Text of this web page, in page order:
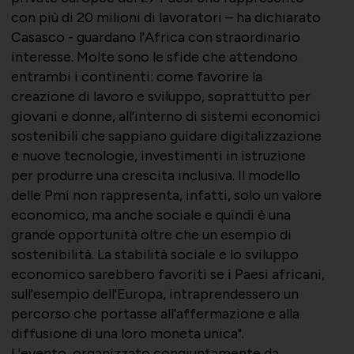
con più di 20 milioni di lavoratori – ha dichiarato
Casasco - guardano l'Africa con straordinario
interesse. Molte sono le sfide che attendono
entrambi i continenti: come favorire la
creazione di lavoro e sviluppo, soprattutto per
giovani e donne, all’interno di sistemi economici
sostenibili che sappiano guidare digitalizzazione
e nuove tecnologie, investimenti in istruzione
per produrre una crescita inclusiva. Il modello
delle Pmi non rappresenta, infatti, solo un valore
economico, ma anche sociale e quindi è una
grande opportunità oltre che un esempio di
sostenibilità. La stabilità sociale e lo sviluppo
economico sarebbero favoriti se i Paesi africani,
sull'esempio dell'Europa, intraprendessero un
percorso che portasse all'affermazione e alla
diffusione di una loro moneta unica".